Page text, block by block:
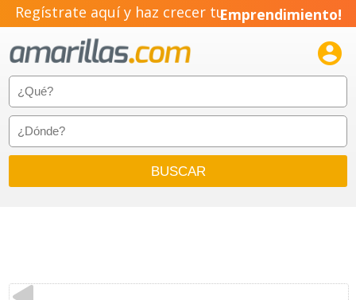
Regístrate aquí y haz crecer tuEmprendimiento!
